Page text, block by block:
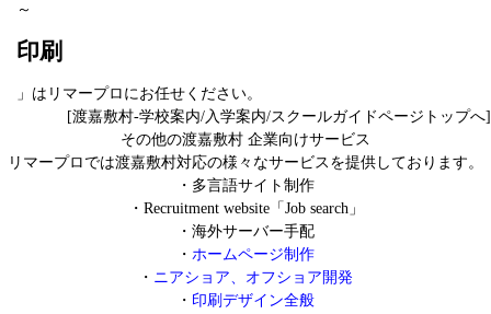
～
印刷
」はリマープロにお任せください。
[渡嘉敷村-学校案内/入学案内/スクールガイドページトップへ]
その他の渡嘉敷村 企業向けサービス
リマープロでは渡嘉敷村対応の様々なサービスを提供しております。
・ 多言語サイト制作
・ Recruitment website「Job search」
・ 海外サーバー手配
・ ホームページ制作
・ ニアショア、オフショア開発
・ 印刷デザイン全般